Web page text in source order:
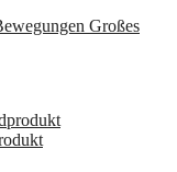
Großes